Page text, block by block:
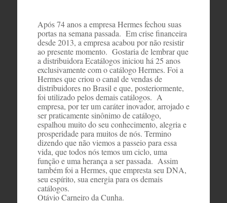
Após 74 anos a empresa Hermes fechou suas
portas na semana passada. Em crise financeira
desde 2013, a empresa acabou por não resistir
ao presente momento. Gostaria de lembrar que
a distribuidora Ecatálogos iniciou há 25 anos
exclusivamente com o catálogo Hermes. Foi a
Hermes que criou o canal de vendas de
distribuidores no Brasil e que, posteriormente,
foi utilizado pelos demais catálogos. A
empresa, por ter um caráter inovador, arrojado e
ser praticamente sinônimo de catálogo,
espalhou muito do seu conhecimento, alegria e
prosperidade para muitos de nós. Termino
dizendo que não viemos a passeio para essa
vida, que todos nós temos um ciclo, uma
função e uma herança a ser passada. Assim
também foi a Hermes, que empresta seu DNA,
seu espírito, sua energia para os demais
catálogos.
Otávio Carneiro da Cunha.